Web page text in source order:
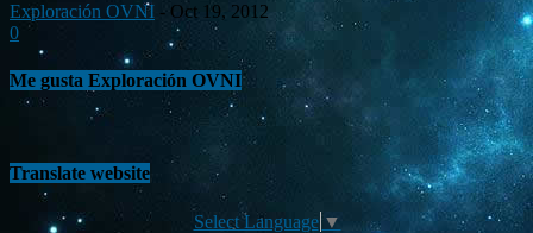
Exploración OVNI - Oct 19, 2012
0
Me gusta Exploración OVNI
Translate website
Select Language ▼